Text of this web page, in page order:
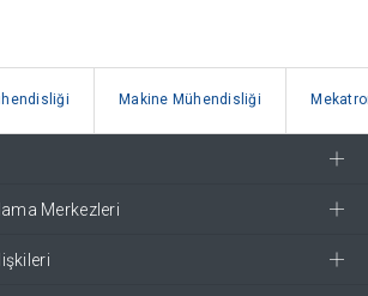
Makine Mühendisliği
Merkezleri